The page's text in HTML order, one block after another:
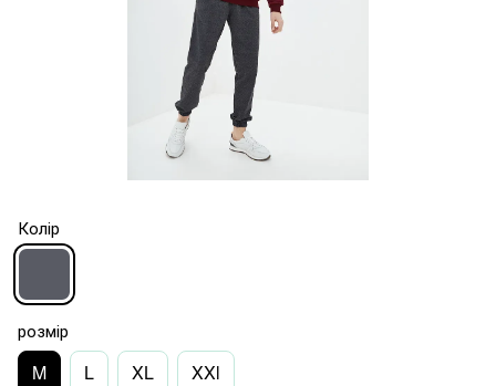
Колір
розмір
M L XL XXl